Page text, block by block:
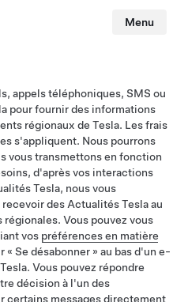
Menu
appels téléphoniques, SMS ou
pour fournir des informations
régionaux de Tesla. Les frais
s'appliquent. Nous pourrons
vous transmettons en fonction
d'après vos interactions
Tesla, nous vous
des Actualités Tesla au
Vous pouvez vous
vos préférences en matière
« Se désabonner » au bas d'un e-
Vous pouvez répondre
décision à l'un des
certains messages directement